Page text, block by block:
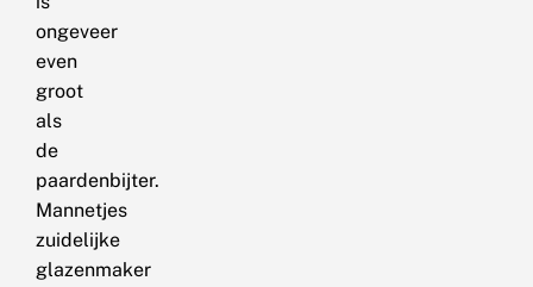
ongeveer
even
groot
als
de
paardenbijter.
Mannetjes
zuidelijke
glazenmaker